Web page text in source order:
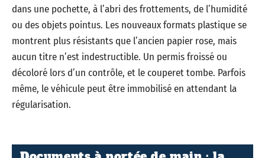
dans une pochette, à l’abri des frottements, de l’humidité
ou des objets pointus. Les nouveaux formats plastique se
montrent plus résistants que l’ancien papier rose, mais
aucun titre n’est indestructible. Un permis froissé ou
décoloré lors d’un contrôle, et le couperet tombe. Parfois
même, le véhicule peut être immobilisé en attendant la
régularisation.